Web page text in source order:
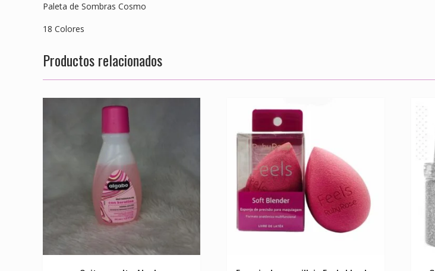
Paleta de Sombras Cosmo
18 Colores
Productos relacionados